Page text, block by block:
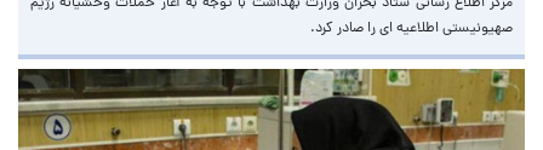
صهیونیستی اطلاعیه ای را صادر کرد.